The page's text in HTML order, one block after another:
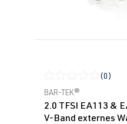
Durchschnittliche
(0)
BAR-TEK®
2.0 TFSI EA113 &
V-Band externes